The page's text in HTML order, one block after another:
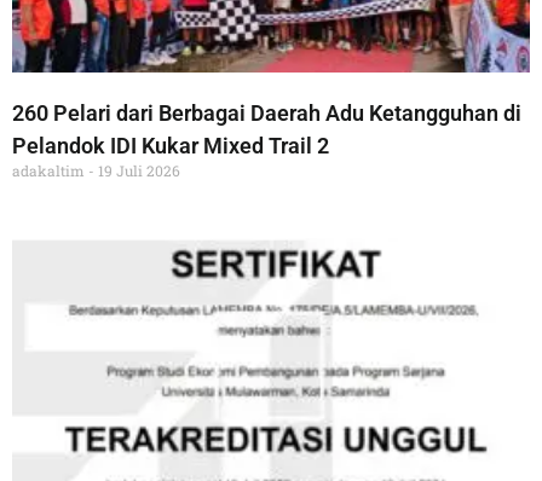
260 Pelari dari Berbagai Daerah Adu Ketangguhan di
Pelandok IDI Kukar Mixed Trail 2
adakaltim 19 Juli 2026